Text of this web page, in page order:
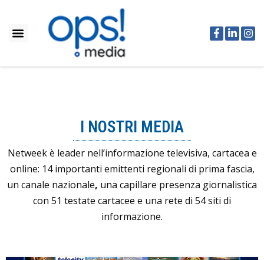
I NOSTRI MEDIA
Netweek è leader nell’informazione televisiva, cartacea e
online: 14 importanti emittenti regionali di prima fascia,
un canale nazionale, una capillare presenza giornalistica
con 51 testate cartacee e una rete di 54 siti di
informazione.